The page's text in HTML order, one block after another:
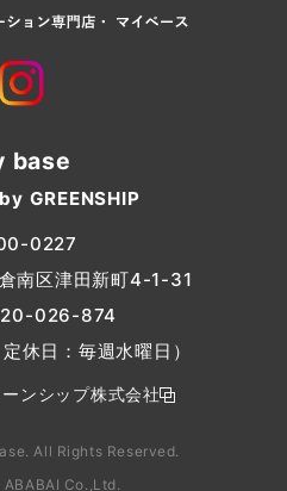
base
GREENSHIP
0227
南区津田新町4-1-31
026-874
休日：毎週水曜日）
ーンシップ株式会社
All Rights Reserved.
ABABAI Co.,Ltd.